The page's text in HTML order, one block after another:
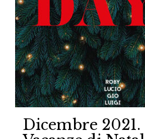
Dicembre 2021.